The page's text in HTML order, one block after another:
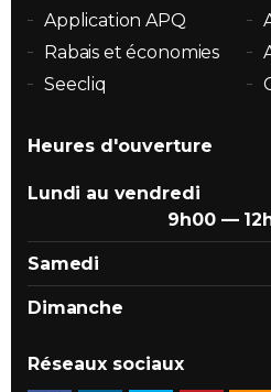
Application APQ
Rabais et économies
Seecliq
Heures d'ouverture
Lundi au vendredi
9h00 —
Samedi
Dimanche
Réseaux sociaux